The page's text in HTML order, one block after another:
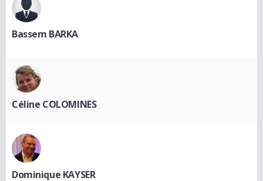
Bassem BARKA
Céline COLOMINES
Dominique KAYSER